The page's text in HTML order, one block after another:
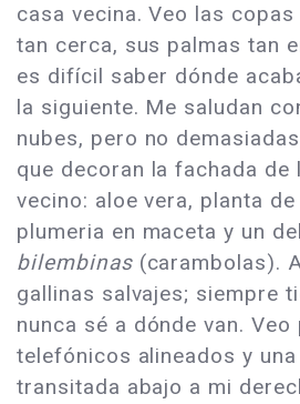
casa vecina. Veo las
tan cerca, sus palmas tan
es difícil saber dónde
la siguiente. Me saludan
nubes, pero no
que decoran la fachada de
vecino: aloe vera, planta
plumeria en maceta y un
bilembinas(carambolas).
gallinas salvajes; siempre
nunca sé a dónde van. Veo
telefónicos alineados y
transitada abajo a mi